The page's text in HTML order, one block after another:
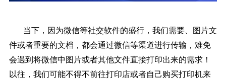
当下，因为微信等社交软件的盛行，我们需要、图片文
件或者重要的文档，都会通过微信等渠道进行传输，难免
会遇到将微信中图片或者其他文件直接打印出来的需求！
以往，我们可能不得不前往打印店或者自己购买打印机来